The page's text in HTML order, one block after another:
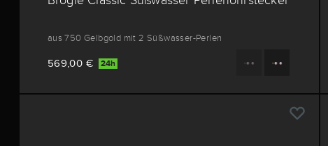
aus 750 Gelbgold mit 2 Süßwasser-Perlen
569,00 € 24h